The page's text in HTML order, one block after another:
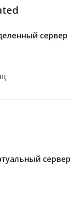
сервер
сервер